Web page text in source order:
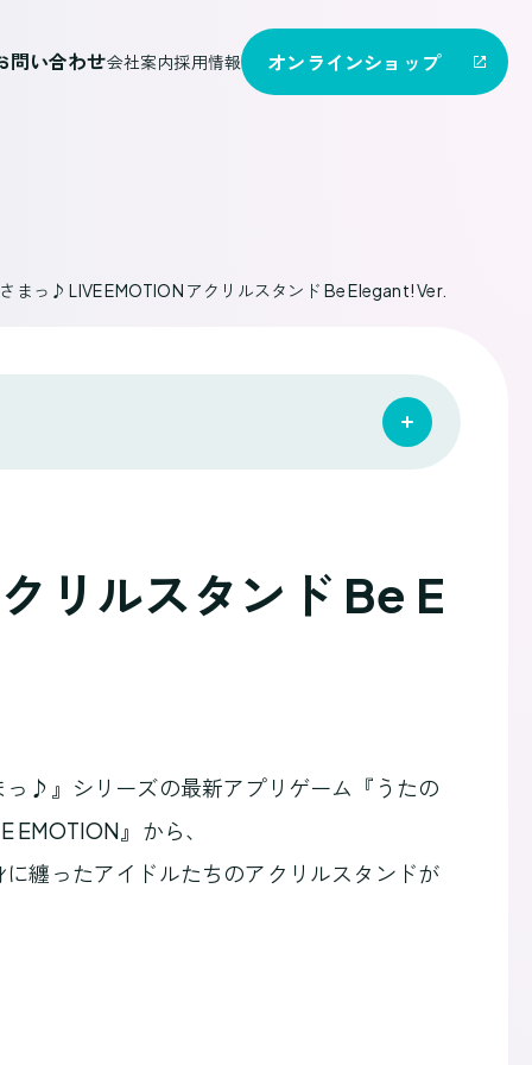
問い合わせ会社案内採用情報 オンラインショップ
まっ♪ LIVE EMOTION アクリルスタンド Be Elegant! Ver.
リルスタンド Be E
っ♪』シリーズの最新アプリゲーム『うたの
』から、
纏ったアイドルたちのアクリルスタンドが